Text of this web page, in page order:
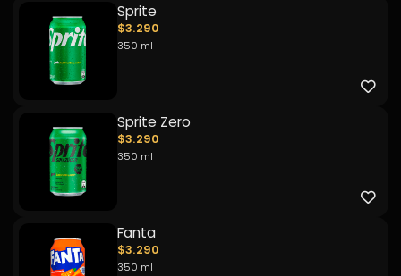
Sprite
$3.290
350 ml
Sprite Zero
$3.290
350 ml
Fanta
$3.290
350 ml